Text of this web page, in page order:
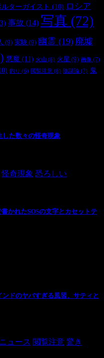
ルターガイスト (10) ロシア
事故 (14) 写真 (72)
(9) 実験 (9) 幽霊 (19) 廃墟
悪魔 (11) 火山 (6) 火星 (9) 画像 (7)
釣り (6) 閲覧注意 (6) 陰謀論 (7) 鬼
した数々の怪奇現象
怪奇現象 恐ろしい
かれたSOSの文字とカセットテ
ドのヤバすぎる風習、サティと
ュース 閲覧注意 驚き